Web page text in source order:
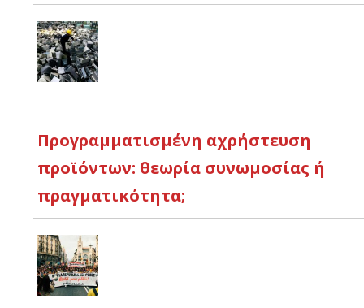
Προγραμματισμένη αχρήστευση
προϊόντων: θεωρία συνωμοσίας ή
πραγματικότητα;